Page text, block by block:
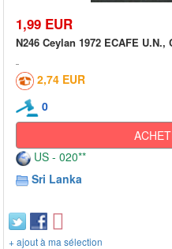
1,99 EUR
N246 Ceylan 1972 ECAFE
2,74 EUR
0
US - 020**
Sri Lanka
+ ajout à ma sélection